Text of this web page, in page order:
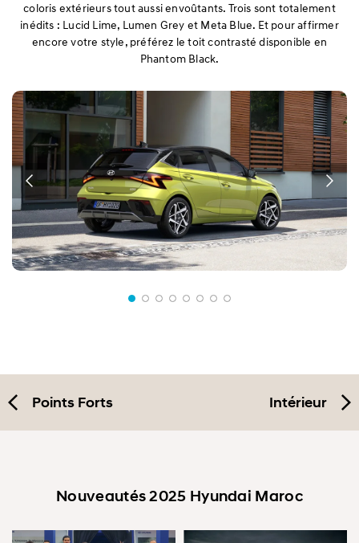
coloris extérieurs tout aussi envoûtants. Trois sont totalement
inédits : Lucid Lime, Lumen Grey et Meta Blue. Et pour affirmer
encore votre style, préférez le toit contrasté disponible en
Phantom Black.
Points Forts Intérieur
Nouveautés 2025 Hyundai Maroc